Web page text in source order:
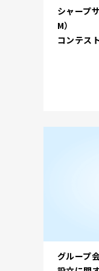
シャープ
M）
コンテス
グループ